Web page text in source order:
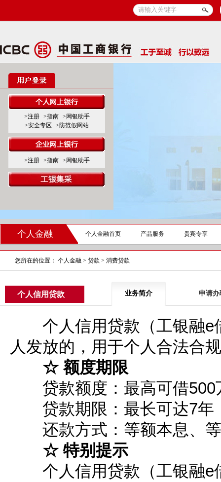
>注册 >指南
>网银助手
>安全专区
>防范假网站
>注册 >指南 >网银助手
个人金融 个人金融首页 产品服务 贵宾专享
您所在的位置： 个人金融 > 贷款 > 消费贷款
个人信用贷款 业务简介 申请办
个人信用贷款（工银融e
人发放的，用于个人合法合
☆ 额度期限
贷款额度：最高可借500
贷款期限：最长可达7年
还款方式：等额本息、等
☆ 特别提示
个人信用贷款（工银融e